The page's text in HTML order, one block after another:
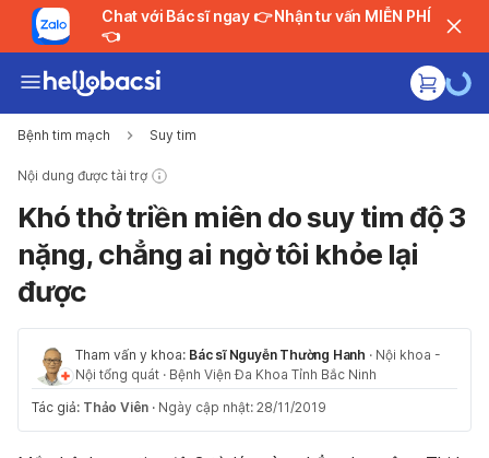
Chat với Bác sĩ ngay 👉 Nhận tư vấn MIỄN PHÍ
👈
Bệnh tim mạch Suy tim
Nội dung được tài trợ
Khó thở triền miên do suy tim độ 3
nặng, chẳng ai ngờ tôi khỏe lại
được
Tham vấn y khoa: Bác sĩ Nguyễn Thường Hanh · Nội khoa -
Nội tổng quát · Bệnh Viện Đa Khoa Tỉnh Bắc Ninh
Tác giả: Thảo Viên · Ngày cập nhật: 28/11/2019